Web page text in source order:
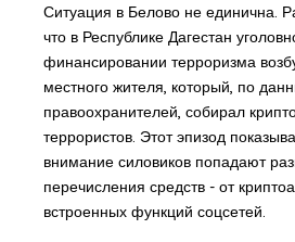
Ситуация в Белово не единична.
что в Республике Дагестан
финансировании терроризма
местного жителя, который, по
правоохранителей, собирал
террористов. Этот эпизод
внимание силовиков попадают
перечисления средств - от
встроенных функций соцсетей.